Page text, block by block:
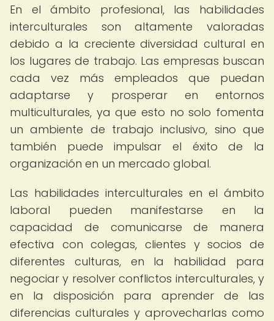
En el ámbito profesional, las habilidades
interculturales son altamente valoradas
debido a la creciente diversidad cultural en
los lugares de trabajo. Las empresas buscan
cada vez más empleados que puedan
adaptarse y prosperar en entornos
multiculturales, ya que esto no solo fomenta
un ambiente de trabajo inclusivo, sino que
también puede impulsar el éxito de la
organización en un mercado global.
Las habilidades interculturales en el ámbito
laboral pueden manifestarse en la
capacidad de comunicarse de manera
efectiva con colegas, clientes y socios de
diferentes culturas, en la habilidad para
negociar y resolver conflictos interculturales, y
en la disposición para aprender de las
diferencias culturales y aprovecharlas como